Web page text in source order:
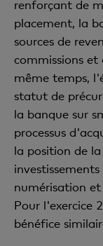
renforçant de
placement, la
sources de
commissions et
même temps,
statut de
la banque sur
processus
la position de
numérisation
Pour l'exercice
bénéfice